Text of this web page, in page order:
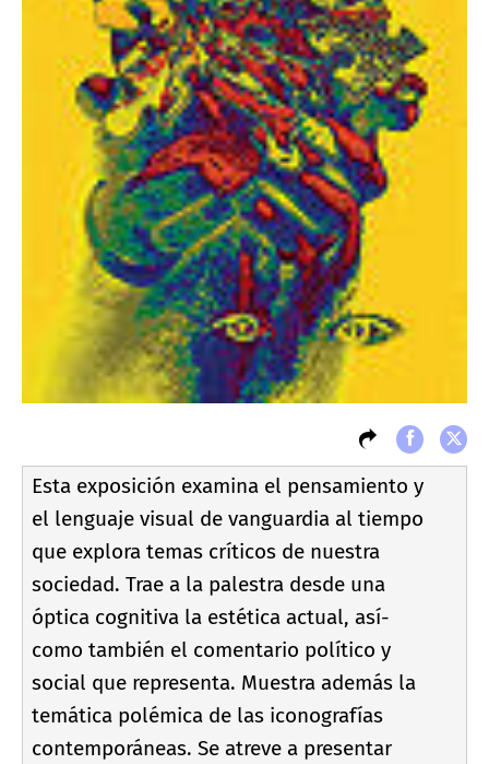
Esta exposición examina el pensamiento y
el lenguaje visual de vanguardia al tiempo
que explora temas crí­ticos de nuestra
sociedad. Trae a la palestra desde una
óptica cognitiva la estética actual, así­
como también el comentario polí­tico y
social que representa. Muestra además la
temática polémica de las iconografí­as
contemporáneas. Se atreve a presentar